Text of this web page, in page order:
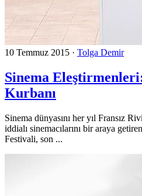
10 Temmuz 2015 · Tolga Demir
Sinema
Kurbanı
Sinema dünyasını her yıl Fransız
iddialı sinemacılarını bir araya
Festivali, son ...